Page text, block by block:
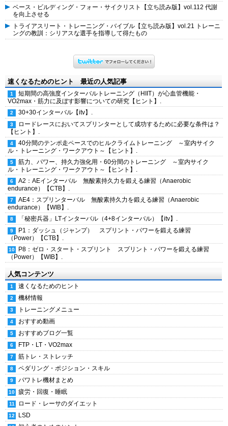
ベース・ビルディング・フォー・サイクリスト【立ち読み版】vol.112 代謝
を向上させる
トライアスリート・トレーニング・バイブル【立ち読み版】vol.21 トレーニ
ングの教訓：シリアスな選手を指導して得たもの
速くなるためのヒント 最近の人気記事
短期間の高強度インターバルトレーニング（HIIT）が心血管機能・
VO2max・筋力に及ぼす影響についての研究【ヒント】.
30+30インターバル【itv】.
ロードレースにおいてスプリンターとして成功するために必要な条件は？
【ヒント】.
40分間のテンポ走ペースでのヒルクライムトレーニング ～室内サイク
ル・トレーニング・ワークアウト～【ヒント】.
筋力、パワー、持久力強化用・60分間のトレーニング ～室内サイク
ル・トレーニング・ワークアウト～【ヒント】.
A2：AEインターバル 無酸素持久力を鍛える練習（Anaerobic
endurance）【CTB】.
AE4：スプリンターバル 無酸素持久力を鍛える練習（Anaerobic
endurance）【WIB】.
「秘密兵器」LTインターバル（4+8インターバル）【itv】.
P1：ダッシュ（ジャンプ） スプリント・パワーを鍛える練習
（Power）【CTB】.
P8：ゼロ・スタート・スプリント スプリント・パワーを鍛える練習
（Power）【WIB】.
人気コンテンツ
速くなるためのヒント
機材情報
トレーニングメニュー
おすすめ動画
おすすめブログ一覧
FTP・LT・VO2max
筋トレ・ストレッチ
ペダリング・ポジション・スキル
パワトレ機材まとめ
疲労・回復・睡眠
ロード・レーサのダイエット
LSD